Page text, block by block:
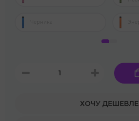
ХОЧУ ДЕШЕВЛЕ